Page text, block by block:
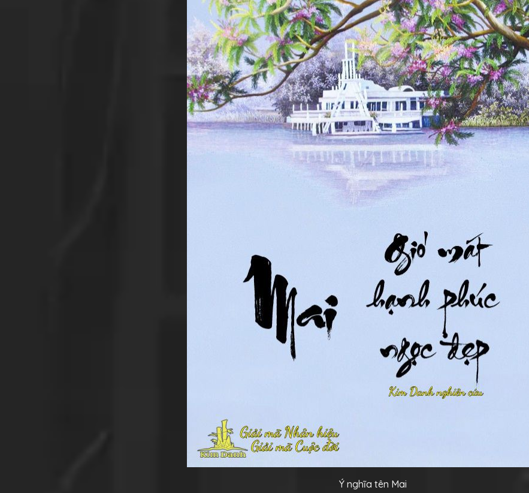
Ý nghĩa tên Mai